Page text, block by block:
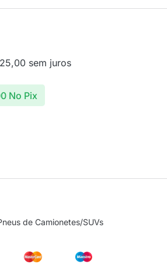
sem juros
No Pix
de Camionetes/SUVs